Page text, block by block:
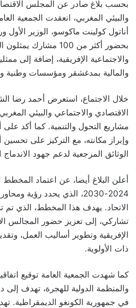
بحسب بلاغ صادر عن المجلس
والبيئي المغربي، انعقدت الجمعية
أناتول كولينت ماكوسو، الوزير
بحضور أكثر من 100
والاجتماعية الإفريقية، إضافة إلى
والمالية بمدغشقر ومؤسسات وطنية
خلال الاجتماع، استعرض أحمد رضا
الاقتصادي والاجتماعي والبيئي
مشاريع التحول والتنمية. كما أكد على
وإبراز مكانته، مع التركيز على تحسين
الوثائق المرجعية لدعم جهود الاندماج
أعلن البلاغ أيضا، عن اعتماد المخطط
2024-2030، الذي يحدد رؤية
الاتحاد. يهدف هذا المخطط، الذي تم
تشاركي، إلى تعزيز حضور المجالس
الإفريقية وتطوير أساليب العمل،
ذات الأولوية.
كما شهدت الجمعية العامة توقيع
والمنظمة الدولية للهجرة، تهدف إلى
في جمهورية الكونغو الديمقراطية.